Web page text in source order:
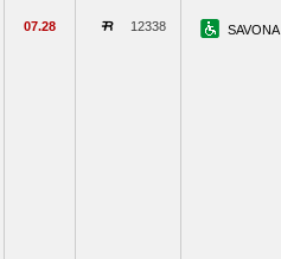
07.28 12338 SAVONA